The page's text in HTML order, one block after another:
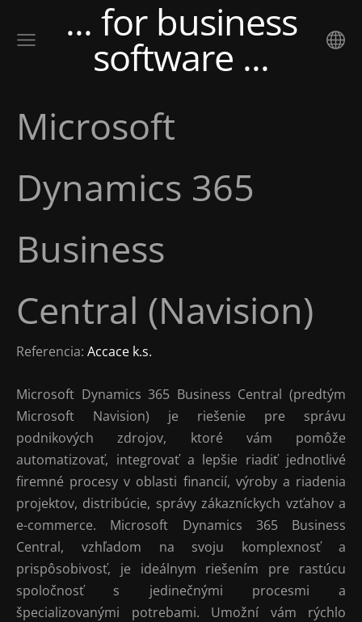
... for business
software ...
Microsoft
Dynamics 365
Business
Central (Navision)
Referencia: Accace k.s.
Microsoft Dynamics 365 Business Central (predtým
Microsoft Navision) je riešenie pre správu
podnikových zdrojov, ktoré vám pomôže
automatizovať, integrovať a lepšie riadiť jednotlivé
firemné procesy v oblasti financií, výroby a riadenia
projektov, distribúcie, správy zákazníckych vzťahov a
e-commerce. Microsoft Dynamics 365 Business
Central, vzhľadom na svoju komplexnosť a
prispôsobivosť, je ideálnym riešením pre rastúcu
spoločnosť s jedinečnými procesmi a
špecializovanými potrebami. Umožní vám rýchlo